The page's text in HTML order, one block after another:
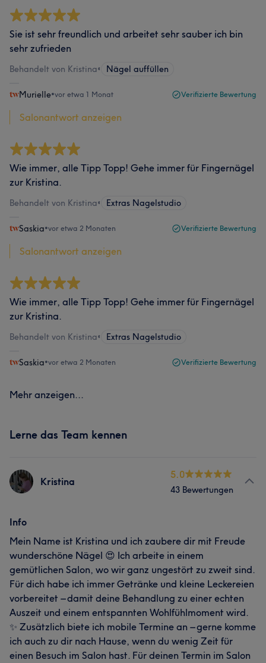
Sie ist sehr freundlich und arbeitet sehr sauber ich bin
sehr zufrieden
Behandelt von Kristina• Nägel auffüllen
Murielle•vor etwa 1 Monat Verifizierte Bewertung
Salonantwort anzeigen
Wie immer, alle Tipp Topp! Gehe immer für Fingernägel
zur Kristina.
Behandelt von Kristina• Extras Nagelstudio
Saskia•vor etwa 2 Monaten Verifizierte Bewertung
Salonantwort anzeigen
Wie immer, alle Tipp Topp! Gehe immer für Fingernägel
zur Kristina.
Behandelt von Kristina• Extras Nagelstudio
Saskia•vor etwa 2 Monaten Verifizierte Bewertung
Mehr anzeigen...
Lerne das Team kennen
Kristina
5.0
43 Bewertungen
Info
Mein Name ist Kristina und ich zaubere dir mit Freude
wunderschöne Nägel 😍 Ich arbeite in einem
gemütlichen Salon, wo wir ganz ungestört zu zweit sind.
Für dich habe ich immer Getränke und kleine Leckereien
vorbereitet – damit deine Behandlung zu einer echten
Auszeit und einem entspannten Wohlfühlmoment wird.
✨ Zusätzlich biete ich mobile Termine an – gerne komme
ich auch zu dir nach Hause, wenn du wenig Zeit für
einen Besuch im Salon hast. Für deinen Termin im Salon